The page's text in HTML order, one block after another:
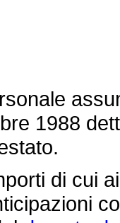
1988
di cui ai